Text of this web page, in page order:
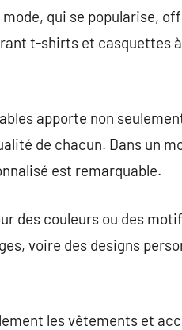
qui se popularise,
t-shirts et casquettes
apporte non
de chacun. Dans un
est remarquable.
des couleurs ou des
voire des designs
les vêtements et